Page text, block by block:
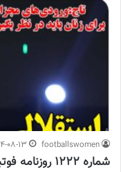
footballswomen
08-13
شماره 1222 روزنامه فوتبالز منتشر شد